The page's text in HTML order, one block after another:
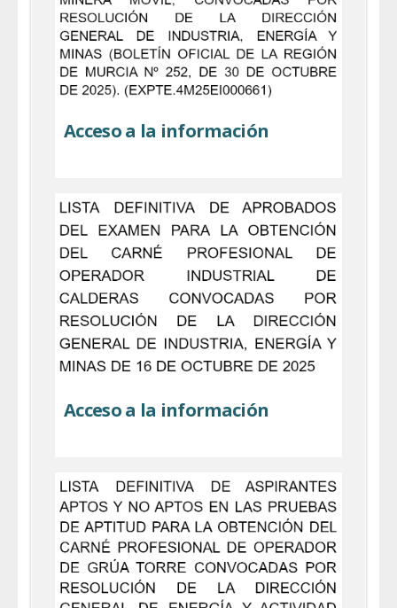
Acceso a la información
Acceso a la información